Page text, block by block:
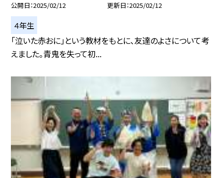
公開日 2025/02/12 更新日 2025/02/12
４年生
「泣いた赤おに」という教材をもとに、友達のよさについて考
えました。青鬼を失って初...